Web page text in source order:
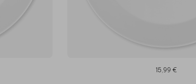
15,99 €